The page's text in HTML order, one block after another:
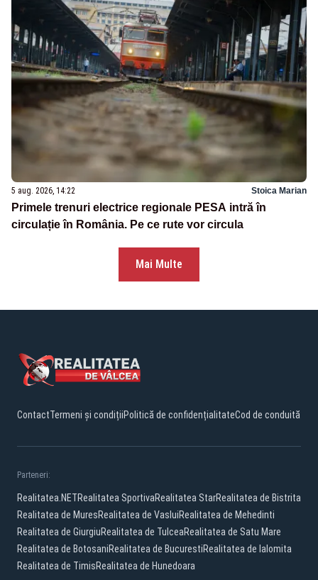
5 aug. 2026, 14:22 Stoica Marian
Primele trenuri electrice regionale PESA intră în
circulație în România. Pe ce rute vor circula
Mai Multe
ContactTermeni și condițiiPolitică de confidențialitateCod de conduită
Parteneri:
Realitatea.NETRealitatea SportivaRealitatea StarRealitatea de Bistrita
Realitatea de MuresRealitatea de VasluiRealitatea de Mehedinti
Realitatea de GiurgiuRealitatea de TulceaRealitatea de Satu Mare
Realitatea de BotosaniRealitatea de BucurestiRealitatea de Ialomita
Realitatea de TimisRealitatea de Hunedoara